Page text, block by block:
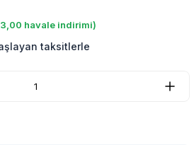
havale indirimi)
taksitlerle